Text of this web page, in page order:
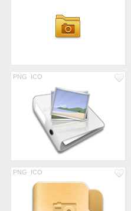
PNG ICO
PNG ICO